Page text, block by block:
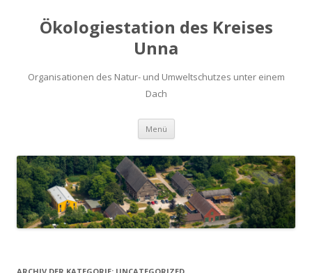
Ökologiestation des Kreises
Unna
Organisationen des Natur- und Umweltschutzes unter einem
Dach
Menü Zum
springen